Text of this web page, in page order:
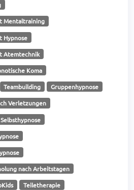
Mentaltraining
Hypnose
Atemtechnik
Koma
Teambuilding Gruppenhypnose
Verletzungen
nach Arbeitstagen
Teiletherapie